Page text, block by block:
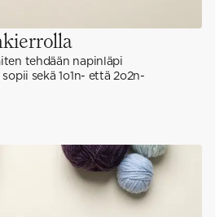
tehdään napinläpi
sekä 1o1n- että 2o2n-